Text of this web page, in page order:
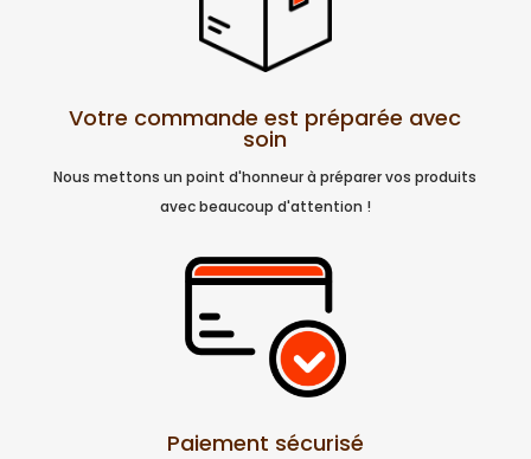
Votre commande est préparée avec
soin
Nous mettons un point d'honneur à préparer vos produits
avec beaucoup d'attention !
Paiement sécurisé